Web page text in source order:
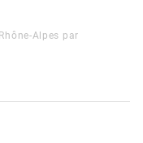
Alpes par